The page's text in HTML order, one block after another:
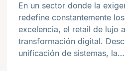
En un sector donde la
redefine constantemente
excelencia, el retail de lujo
transformación digital.
unificación de sistemas, la…